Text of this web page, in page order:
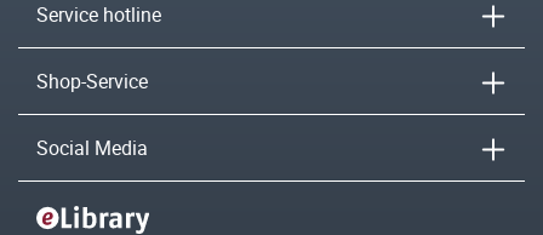
Service hotline
Shop-Service
Social Media